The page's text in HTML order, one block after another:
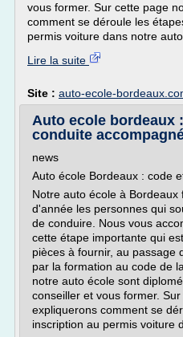
vous former. Sur cette page
comment se déroule les
permis voiture dans notre auto
Lire la suite
Site : auto-ecole-
Auto ecole bordeaux
conduite
news
Auto école Bordeaux : code
Notre auto école à
d'année les personnes qui
de conduire. Nous vous
cette étape importante qui
pièces à fournir, au passage
par la formation au code de
notre auto école sont
conseiller et vous former.
expliquerons comment se
inscription au permis voiture